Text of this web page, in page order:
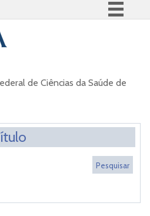
Acesso à informação
Canais
de Ciências da Saúde de